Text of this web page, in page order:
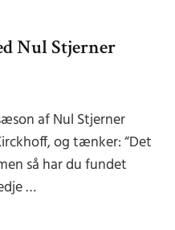
Nul Stjerner
af Nul Stjerner
og tænker: “Det
så har du fundet
…